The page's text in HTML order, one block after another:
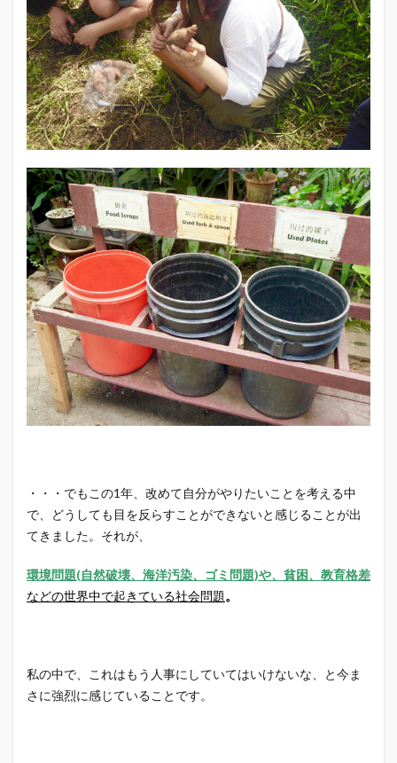
・・・でもこの1年、改めて自分がやりたいことを考える中
で、どうしても目を反らすことができないと感じることが出
てきました。それが、
環境問題(自然破壊、海洋汚染、ゴミ問題)や、貧困、教育格差
などの世界中で起きている社会問題。
私の中で、これはもう人事にしていてはいけないな、と今ま
さに強烈に感じていることです。